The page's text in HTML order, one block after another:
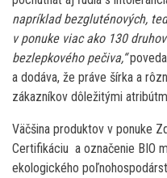
napríklad bezgluténových,
v ponuke viac ako 130
bezlepkového pečiva,“
a dodáva, že práve šírka a
zákazníkov dôležitými
Väčšina produktov v ponuke
Certifikáciu a označenie BIO
ekologického